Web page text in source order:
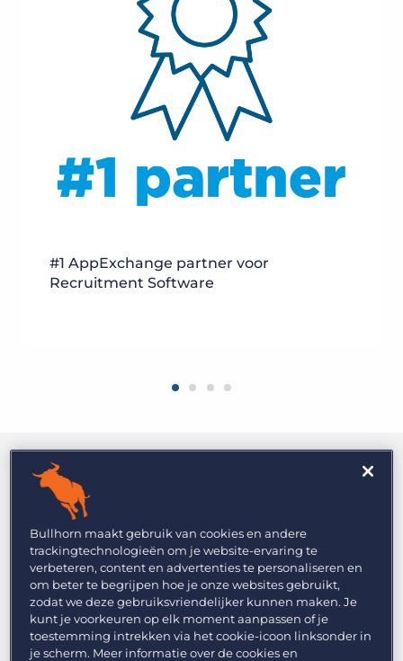
#1 AppExchange partner voor
Recruitment Software
Bullhorn maakt gebruik van cookies en andere
trackingtechnologieën om je website-ervaring te
verbeteren, content en advertenties te personaliseren en
om beter te begrijpen hoe je onze websites gebruikt,
zodat we deze gebruiksvriendelijker kunnen maken. Je
kunt je voorkeuren op elk moment aanpassen of je
toestemming intrekken via het cookie-icoon linksonder in
je scherm. Meer informatie over de cookies en